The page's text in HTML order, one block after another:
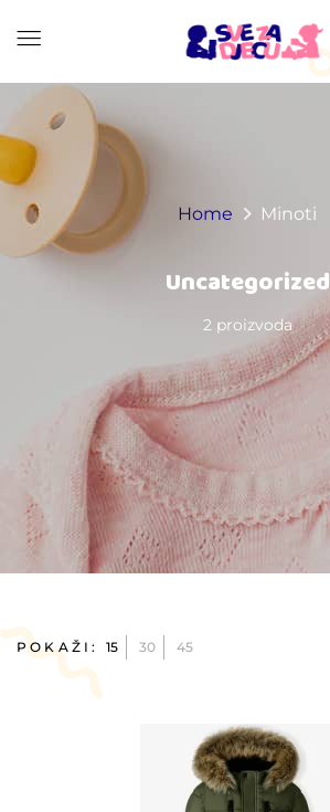
Home Minoti
Uncategorized
2 proizvoda
POKAŽI: 15 30 45